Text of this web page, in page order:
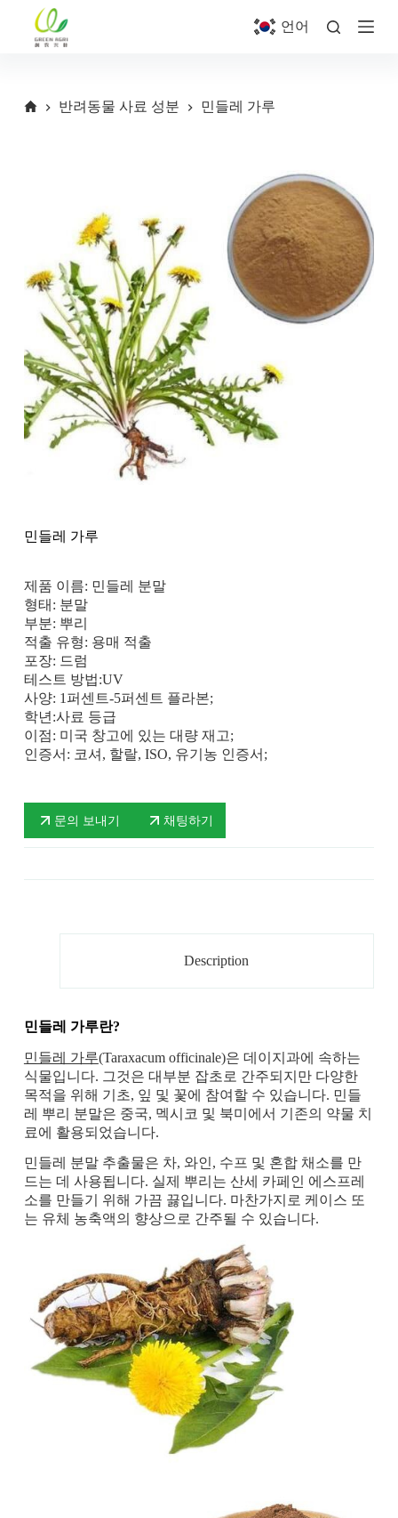
언어
반려동물 사료 성분 민들레 가루
민들레 가루
제품 이름: 민들레 분말
형태: 분말
부분: 뿌리
적출 유형: 용매 적출
포장: 드럼
테스트 방법:UV
사양: 1퍼센트-5퍼센트 플라본;
학년:사료 등급
이점: 미국 창고에 있는 대량 재고;
인증서: 코셔, 할랄, ISO, 유기농 인증서;
문의 보내기 채팅하기
Description
민들레 가루란?
민들레 가루(Taraxacum officinale)은 데이지과에 속하는
식물입니다. 그것은 대부분 잡초로 간주되지만 다양한
목적을 위해 기초, 잎 및 꽃에 참여할 수 있습니다. 민들
레 뿌리 분말은 중국, 멕시코 및 북미에서 기존의 약물 치
료에 활용되었습니다.
민들레 분말 추출물은 차, 와인, 수프 및 혼합 채소를 만
드는 데 사용됩니다. 실제 뿌리는 산세 카페인 에스프레
소를 만들기 위해 가끔 끓입니다. 마찬가지로 케이스 또
는 유체 농축액의 향상으로 간주될 수 있습니다.